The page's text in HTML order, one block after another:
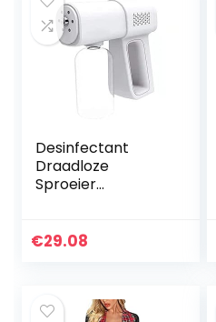
Desinfectant
Draadloze
Sproeier
Handheld Fogger
€29.08